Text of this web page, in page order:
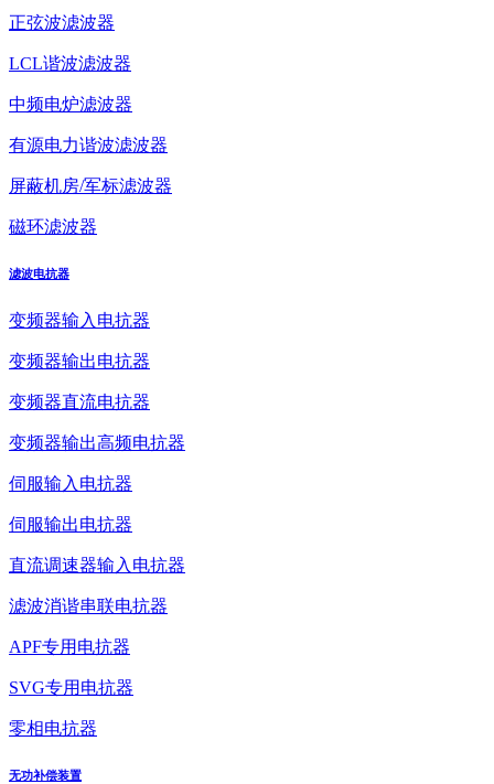
正弦波滤波器
LCL谐波滤波器
中频电炉滤波器
有源电力谐波滤波器
屏蔽机房/军标滤波器
磁环滤波器
滤波电抗器
变频器输入电抗器
变频器输出电抗器
变频器直流电抗器
变频器输出高频电抗器
伺服输入电抗器
伺服输出电抗器
直流调速器输入电抗器
滤波消谐串联电抗器
APF专用电抗器
SVG专用电抗器
零相电抗器
无功补偿装置